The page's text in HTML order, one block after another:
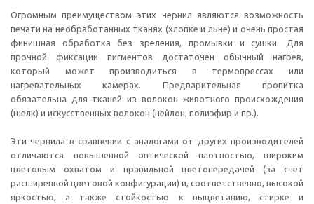
Огромным преимуществом этих чернил являются возможность
печати на необработанных тканях (хлопке и льне) и очень простая
финишная обработка без зреления, промывки и сушки. Для
прочной фиксации пигментов достаточен обычный нагрев,
который может производиться в термопрессах или
нагревательных камерах. Предварительная пропитка
обязательна для тканей из волокон животного происхождения
(шелк) и искусственных волокон (нейлон, полиэфир и пр.).
Эти чернила в сравнении с аналогами от других производителей
отличаются повышенной оптической плотностью, широким
цветовым охватом и правильной цветопередачей (за счет
расширенной цветовой конфигурации) и, соответственно, высокой
яркостью, а также стойкостью к выцветанию, стирке и